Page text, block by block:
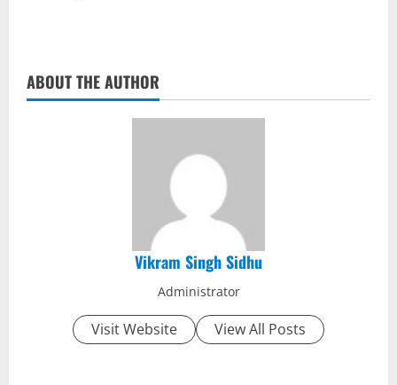
ABOUT THE AUTHOR
Vikram Singh Sidhu
Administrator
Visit Website View All Posts